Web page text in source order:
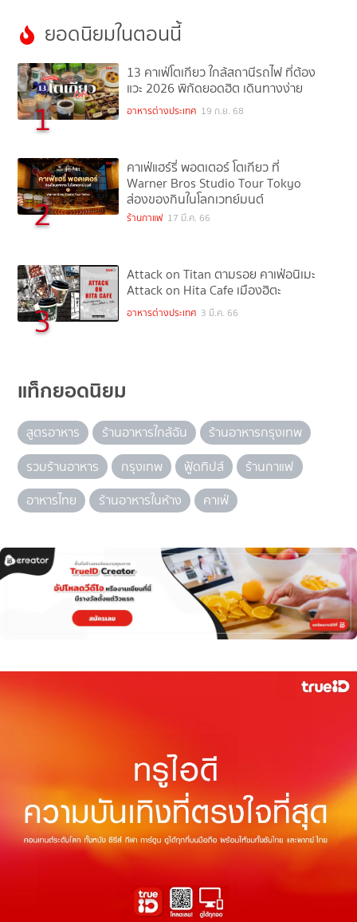
ยอดนิยมในตอนนี้
1
13 คาเฟ่โตเกียว ใกล้สถานีรถไฟ ที่ต้อง
แวะ 2026 พิกัดยอดฮิต เดินทางง่าย
อาหารต่างประเทศ 19 ก.ย. 68
2
คาเฟ่แฮร์รี่ พอตเตอร์ โตเกียว ที่
Warner Bros Studio Tour Tokyo
ส่องของกินในโลกเวทย์มนต์
ร้านกาแฟ 17 มี.ค. 66
3
Attack on Titan ตามรอย คาเฟ่อนิเมะ
Attack on Hita Cafe เมืองฮิตะ
อาหารต่างประเทศ 3 มี.ค. 66
แท็กยอดนิยม
สูตรอาหาร ร้านอาหารใกล้ฉัน
ร้านอาหารกรุงเทพ
รวมร้านอาหาร
กรุงเทพ ฟู้ดทิปส์
ร้านกาแฟ
อาหารไทย
ร้านอาหารในห้าง คาเฟ่